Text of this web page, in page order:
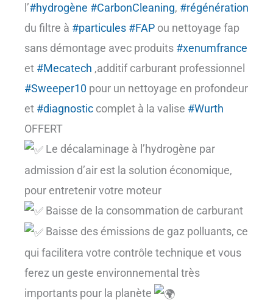
l’#hydrogène #CarbonCleaning, #régénération
du filtre à #particules #FAP ou nettoyage fap
sans démontage avec produits #xenumfrance
et #Mecatech ,additif carburant professionnel
#Sweeper10 pour un nettoyage en profondeur
et #diagnostic complet à la valise #Wurth
OFFERT
Le décalaminage à l’hydrogène par
admission d’air est la solution économique,
pour entretenir votre moteur
Baisse de la consommation de carburant
Baisse des émissions de gaz polluants, ce
qui facilitera votre contrôle technique et vous
ferez un geste environnemental très
importants pour la planète